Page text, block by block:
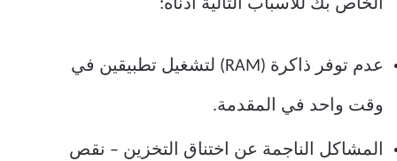
الخاص بك للأسباب التالية أدناه:
عدم توفر ذاكرة (RAM) لتشغيل تطبيقين في
وقت واحد في المقدمة.
المشاكل الناجمة عن اختناق التخزين – نقص